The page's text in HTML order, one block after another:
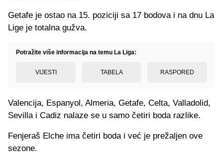
Getafe je ostao na 15. poziciji sa 17 bodova i na dnu La
Lige je totalna gužva.
Potražite više informacija na temu La Liga:
VIJESTI TABELA RASPORED
Valencija, Espanyol, Almeria, Getafe, Celta, Valladolid,
Sevilla i Cadiz nalaze se u samo četiri boda razlike.
Fenjeraš Elche ima četiri boda i već je prežaljen ove
sezone.